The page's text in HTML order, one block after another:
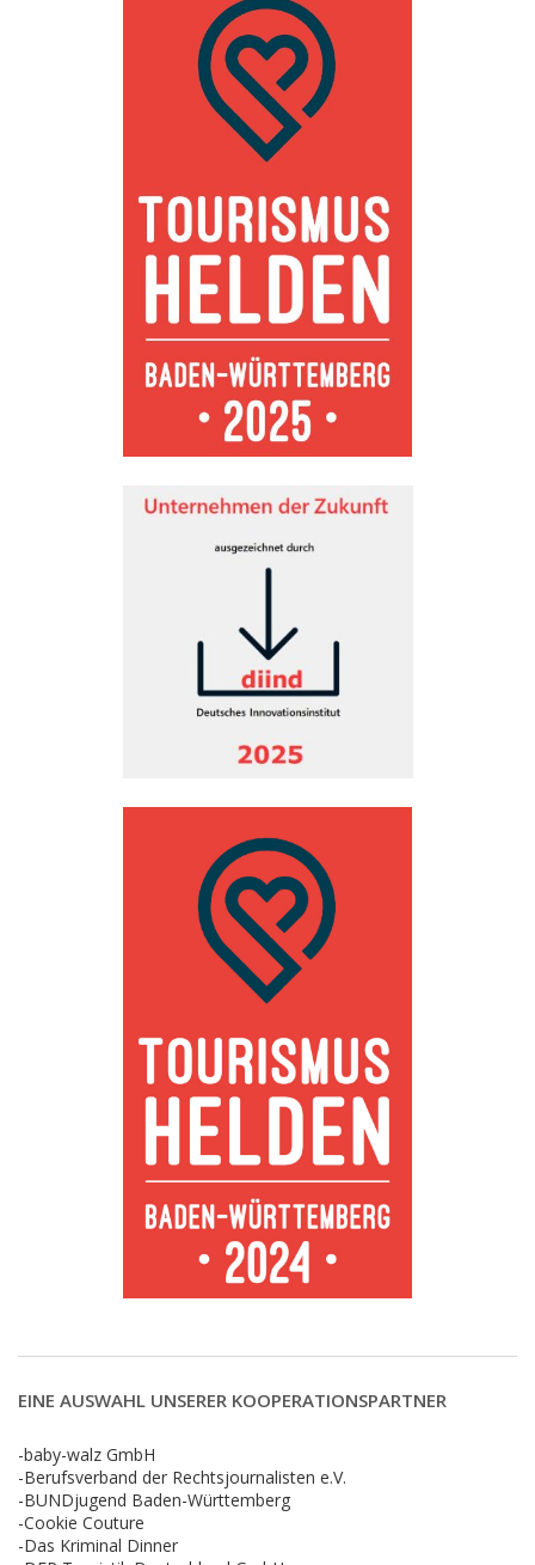
EINE AUSWAHL UNSERER KOOPERATIONSPARTNER
-baby-walz GmbH
-Berufsverband der Rechtsjournalisten e.V.
-BUNDjugend Baden-Württemberg
-Cookie Couture
-Das Kriminal Dinner